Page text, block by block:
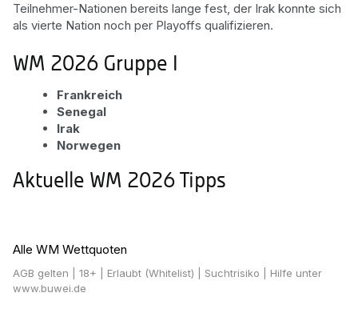
Teilnehmer-Nationen bereits lange fest, der Irak konnte sich
als vierte Nation noch per Playoffs qualifizieren.
WM 2026 Gruppe I
Frankreich
Senegal
Irak
Norwegen
Aktuelle WM 2026 Tipps
Alle WM Wettquoten
AGB gelten | 18+ | Erlaubt (Whitelist) | Suchtrisiko | Hilfe unter
www.buwei.de